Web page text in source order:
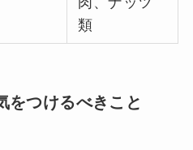
類
をつけるべきこと